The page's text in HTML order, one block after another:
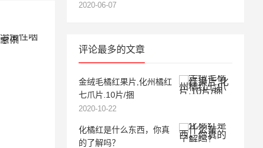
2020-06-07
评论最多的文章
金绒毛橘红果片,化州橘红
七爪片.10片/捆
2020-10-22
化橘红是什么东西，你真
的了解吗？